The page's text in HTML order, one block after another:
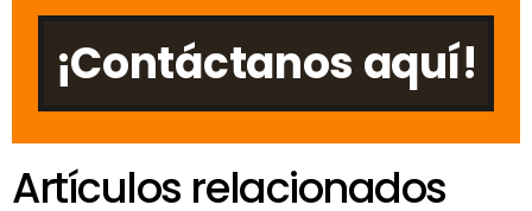
¡Contáctanos aquí!
Artículos relacionados